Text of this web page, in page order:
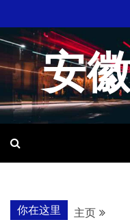
至
内
容
安
你在这里
主页